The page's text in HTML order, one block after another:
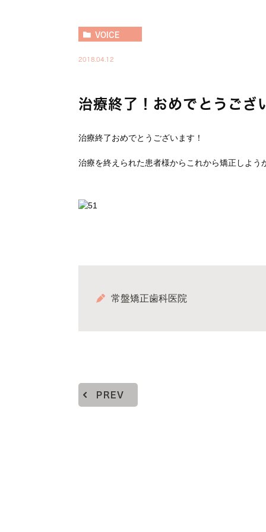
VOICE
2018.04.12
治療終了！おめでとうござ
治療終了おめでとうございます！
治療を終えられた患者様からこれから矯正しよ
常盤矯正歯科医院
PREV